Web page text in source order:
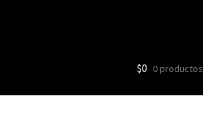
$0 0 productos